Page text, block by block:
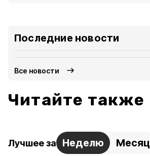
Последние новости
Все новости
Читайте также
Лучшее за Неделю Месяц